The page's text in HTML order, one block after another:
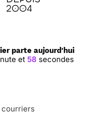
parte aujourd'hui
et 57 secondes
courriers